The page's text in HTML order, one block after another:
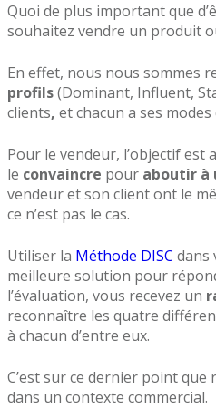
Quoi de plus important que
souhaitez vendre un produit
En effet, nous nous sommes
profils(Dominant, Influent,
clients, et chacun a ses
Pour le vendeur, l’objectif est
le convaincre pour aboutir à
vendeur et son client ont le
ce n’est pas le cas.
Utiliser la Méthode DISC dans
meilleure solution pour
l’évaluation, vous recevez un
reconnaître les quatre
à chacun d’entre eux.
C’est sur ce dernier point
dans un contexte commercial.